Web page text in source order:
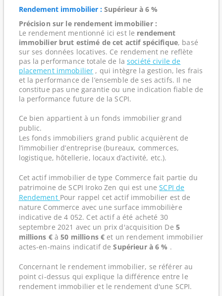
Rendement immobilier : Supérieur à 6 %
Précision sur le rendement immobilier :
Le rendement mentionné ici est le rendement
immobilier brut estimé de cet actif spécifique, basé
sur ses données locatives. Ce rendement ne reflète
pas la performance totale de la société civile de
placement immobilier , qui intègre la gestion, les frais
et la performance de l’ensemble de ses actifs. Il ne
constitue pas une garantie ou une indication fiable de
la performance future de la SCPI.
Ce bien appartient à un fonds immobilier grand
public.
Les fonds immobiliers grand public acquièrent de
l’immobilier d’entreprise (bureaux, commerces,
logistique, hôtellerie, locaux d’activité, etc.).
Cet actif immobilier de type Commerce fait partie du
patrimoine de SCPI Iroko Zen qui est uneSCPI de
Rendement Pour rappel cet actif immobilier est de
nature Commerce avec une surface immobilière
indicative de 4 052. Cet actif a été acheté 30
septembre 2021 avec un prix d'acquisition De 5
millions €à50 millions € et un rendement immobilier
actes-en-mains indicatif deSupérieur à 6 % .
Concernant le rendement immobilier, se référer au
point ci-dessus qui explique la différence entre le
rendement immobilier et le rendement d'une SCPI.